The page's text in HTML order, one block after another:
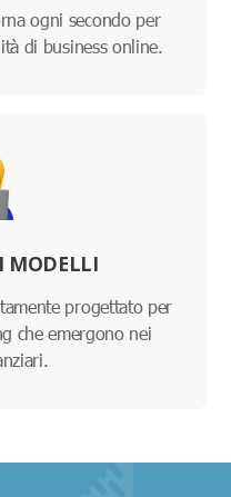
ogni secondo per
di business online.
MODELLI
progettato per
che emergono nei